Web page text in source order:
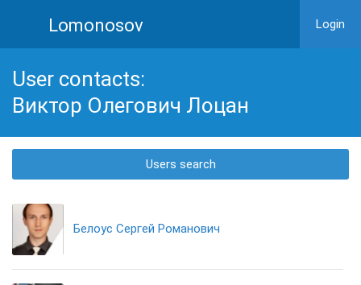
Lomonosov Login
User contacts:
Виктор Олегович Лоцан
Users search
Белоус Сергей Романович